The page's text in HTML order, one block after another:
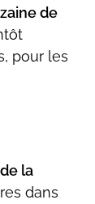
de
pour les
la
dans